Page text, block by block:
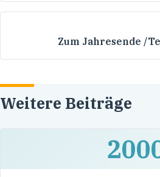
Zum Jahresende /
Weitere Beiträge